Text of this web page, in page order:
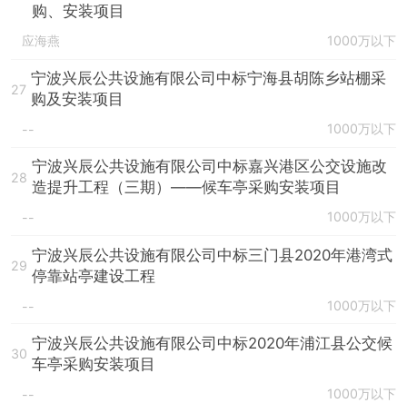
购、安装项目
应海燕 1000万以下
27
宁波兴辰公共设施有限公司中标宁海县胡陈乡站棚采
购及安装项目
-- 1000万以下
28
宁波兴辰公共设施有限公司中标嘉兴港区公交设施改
造提升工程（三期）——候车亭采购安装项目
-- 1000万以下
29
宁波兴辰公共设施有限公司中标三门县2020年港湾式
停靠站亭建设工程
-- 1000万以下
30
宁波兴辰公共设施有限公司中标2020年浦江县公交候
车亭采购安装项目
-- 1000万以下